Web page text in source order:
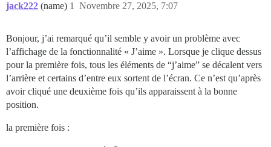
jack222 (name) Novembre 27, 2025, 7:07
1
Bonjour, j’ai remarqué qu’il semble y avoir un problème avec
l’affichage de la fonctionnalité « J’aime ». Lorsque je clique dessus
pour la première fois, tous les éléments de “j’aime” se décalent vers
l’arrière et certains d’entre eux sortent de l’écran. Ce n’est qu’après
avoir cliqué une deuxième fois qu’ils apparaissent à la bonne
position.
la première fois :